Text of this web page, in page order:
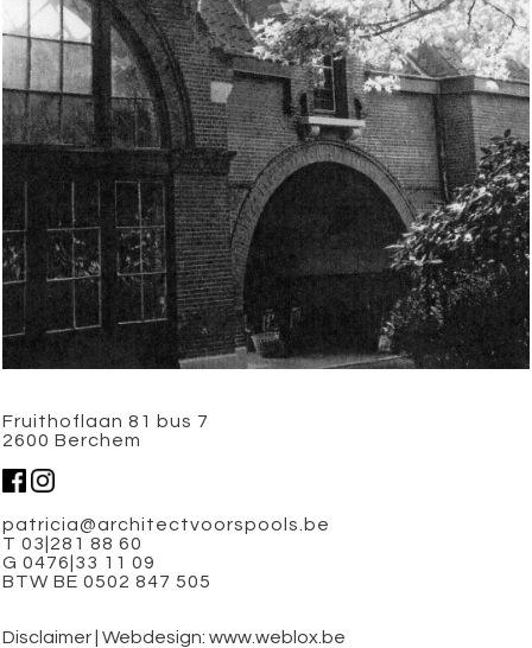
Fruithoflaan 81 bus 7
2600 Berchem
patricia@architectvoorspools.be
T 03|281 88 60
G 0476|33 11 09
BTW BE 0502 847 505
Disclaimer |Webdesign: www.weblox.be